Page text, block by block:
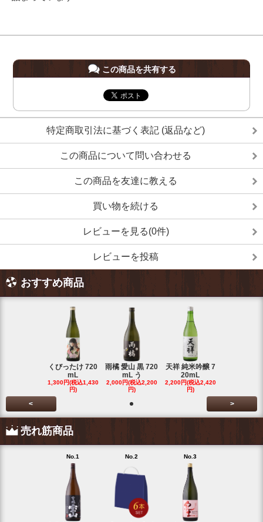
この商品を共有する
特定商取引法に基づく表記 (返品など)
この商品について問い合わせる
この商品を友達に教える
買い物を続ける
レビューを見る(0件)
レビューを投稿
おすすめ商品
くびったけ 720
mL
1,300円(税込1,430
円)
雨橘 愛山 黒 720
mL う
2,000円(税込2,200
円)
天祥 純米吟醸 7
20mL
2,200円(税込2,420
円)
< >
売れ筋商品
No.1 No.2 No.3